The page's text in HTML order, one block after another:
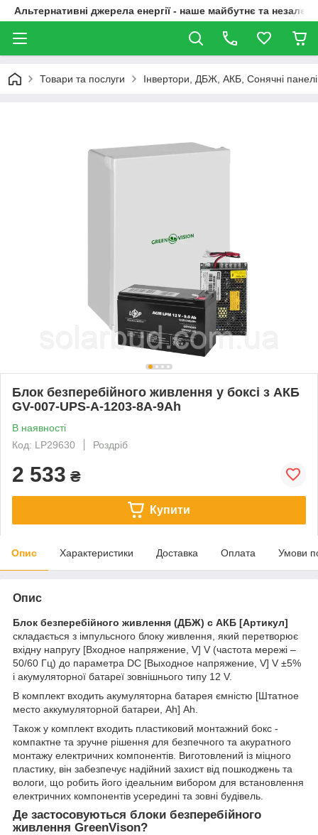
Альтернативні джерела енергії - наше майбутнє та
Товари та послуги Інвертори, ДБЖ, АКБ, Сонячні
Блок безперебійного живлення у боксі з АКБ
GV-007-UPS-A-1203-8A-9Ah
В наявності
Код: LP29630
Роздріб
2 533 ₴
Купити
Опис Характеристики Доставка Оплата Умови
Опис
Блок безперебійного живлення (ДБЖ) c АКБ [Артикул]
складається з імпульсного блоку живлення, який перетворює
вхідну напругу [Входное напряжение, V] V (частота мережі –
50/60 Гц) до параметра DC [Выходное напряжение, V] V ±5%
і акумуляторної батареї зовнішнього типу 12 V.
В комплект входить акумуляторна батарея ємністю [Штатное
место аккумуляторной батареи, Ah] Ah.
Також у комплект входить пластиковий монтажний бокс -
компактне та зручне рішення для безпечного та акуратного
монтажу електричних компонентів. Виготовлений із міцного
пластику, він забезпечує надійний захист від пошкоджень та
вологи, що робить його ідеальним вибором для встановлення
електричних компонентів усередині та зовні будівель.
Де застосовуються блоки безперебійного
живлення GreenVison?